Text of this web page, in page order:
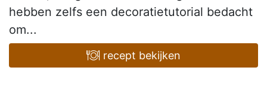
hebben zelfs een decoratietutorial bedacht
om...
recept bekijken